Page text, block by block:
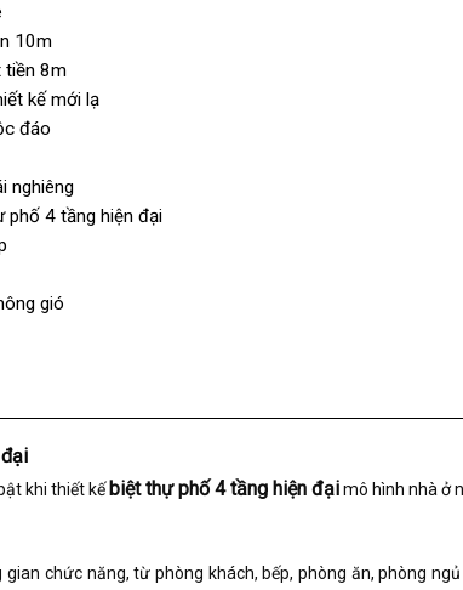
10m
tiền 8m
kế mới lạ
đáo
nghiêng
phố 4 tầng hiện đại
gió
khi thiết kế biệt thự phố 4 tầng hiện đạimô hình nhà ở
chức năng, từ phòng khách, bếp, phòng ăn, phòng